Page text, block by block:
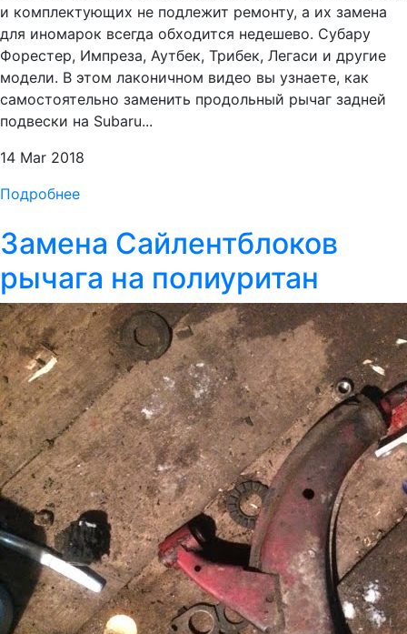
и комплектующих не подлежит ремонту, а их замена
для иномарок всегда обходится недешево. Субару
Форестер, Импреза, Аутбек, Трибек, Легаси и другие
модели. В этом лаконичном видео вы узнаете, как
самостоятельно заменить продольный рычаг задней
подвески на Subaru...
14 Mar 2018
Подробнее
Замена Сайлентблоков
рычага на полиуритан